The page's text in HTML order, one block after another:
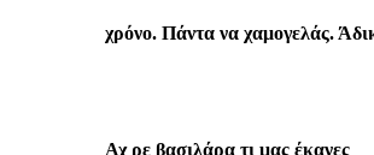
χρόνο. Πάντα να χαμογελάς.
Αχ ρε βασιλάρα τι μας έκανες